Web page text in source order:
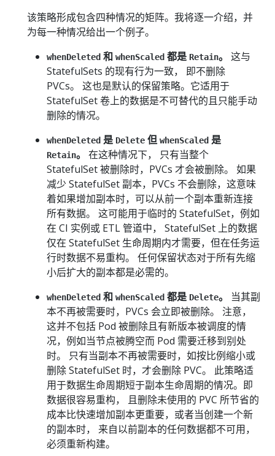
该策略形成包含四种情况的矩阵。我将逐一介绍，并
为每一种情况给出一个例子。
whenDeleted 和 whenScaled 都是 Retain。 这与
StatefulSets 的现有行为一致， 即不删除
PVCs。 这也是默认的保留策略。它适用于
StatefulSet 卷上的数据是不可替代的且只能手动
删除的情况。
whenDeleted 是 Delete 但 whenScaled 是
Retain。 在这种情况下， 只有当整个
StatefulSet 被删除时，PVCs 才会被删除。 如果
减少 StatefulSet 副本，PVCs 不会删除，这意味
着如果增加副本时，可以从前一个副本重新连接
所有数据。 这可能用于临时的 StatefulSet，例如
在 CI 实例或 ETL 管道中， StatefulSet 上的数据
仅在 StatefulSet 生命周期内才需要，但在任务运
行时数据不易重构。 任何保留状态对于所有先缩
小后扩大的副本都是必需的。
whenDeleted 和 whenScaled 都是 Delete。
当其副
本不再被需要时，PVCs 会立即被删除。 注意，
这并不包括 Pod 被删除且有新版本被调度的情
况，例如当节点被腾空而 Pod 需要迁移到别处
时。 只有当副本不再被需要时，如按比例缩小或
删除 StatefulSet 时，才会删除 PVC。 此策略适
用于数据生命周期短于副本生命周期的情况。即
数据很容易重构， 且删除未使用的 PVC 所节省的
成本比快速增加副本更重要，或者当创建一个新
的副本时， 来自以前副本的任何数据都不可用，
必须重新构建。